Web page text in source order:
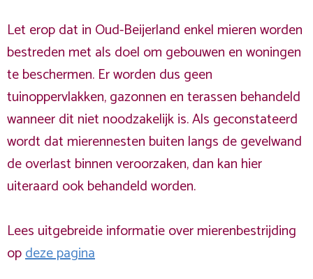
Let erop dat in Oud-Beijerland enkel mieren worden
bestreden met als doel om gebouwen en woningen
te beschermen. Er worden dus geen
tuinoppervlakken, gazonnen en terassen behandeld
wanneer dit niet noodzakelijk is. Als geconstateerd
wordt dat mierennesten buiten langs de gevelwand
de overlast binnen veroorzaken, dan kan hier
uiteraard ook behandeld worden.
Lees uitgebreide informatie over mierenbestrijding
opdeze pagina